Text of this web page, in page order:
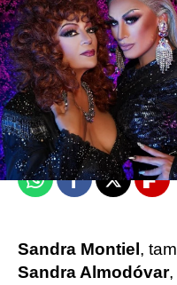
J. Carlos
Publicado: 29 de
WhatsappFacebook
X
Sandra Montiel ,
Sandra Almodóvar,